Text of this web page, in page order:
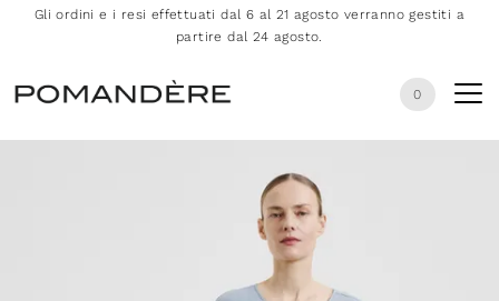
Gli ordini e i resi effettuati dal 6 al 21 agosto verranno gestiti a
partire dal 24 agosto.
0